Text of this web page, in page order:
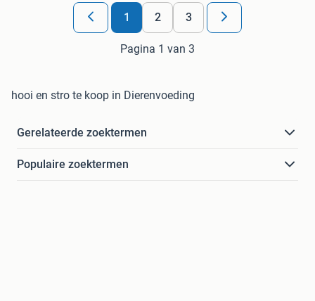
1 2 3
Pagina 1 van 3
hooi en stro te koop in Dierenvoeding
Gerelateerde zoektermen
Populaire zoektermen